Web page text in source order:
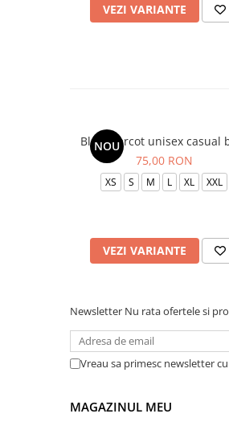
VEZI VARIANTE
NOU
Bluza tercot unisex casual
75,00 RON
XS S M L XL XXL
VEZI VARIANTE
Newsletter Nu rata ofertele si
Vreau sa primesc newsletter
MAGAZINUL MEU